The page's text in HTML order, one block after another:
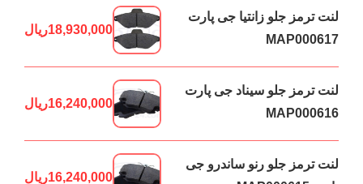
لنت ترمز جلو زانتیا جی پارت
MAP000617
18,930,000ریال
لنت ترمز جلو سیناد جی پارت
MAP000616
16,240,000ریال
لنت ترمز جلو رنو ساندرو جی
16,240,000ریال